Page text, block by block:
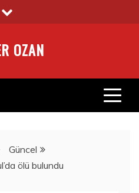
OZAN
Güncel
ölü bulundu